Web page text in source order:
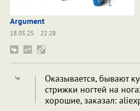
Argument
18.05.25
22:28
Оказывается, бывают
стрижки ногтей на
хорошие, заказал: